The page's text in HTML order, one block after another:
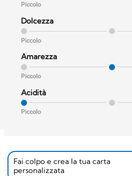
Piccolo
Dolcezza
Piccolo
Amarezza
Piccolo
Acidità
Piccolo
Fai colpo e crea la tua carta
personalizzata